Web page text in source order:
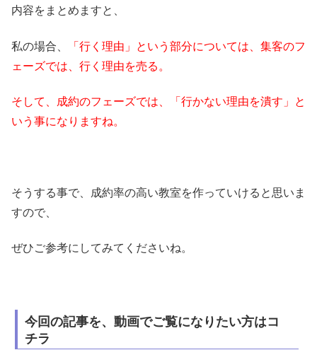
内容をまとめますと、
私の場合、
「行く理由」という部分については、集客のフ
ェーズでは、行く理由を売る。
そして、成約のフェーズでは、「行かない理由を潰す」と
いう事になりますね。
そうする事で、成約率の高い教室を作っていけると思いま
すので、
ぜひご参考にしてみてくださいね。
今回の記事を、動画でご覧になりたい方はコ
チラ